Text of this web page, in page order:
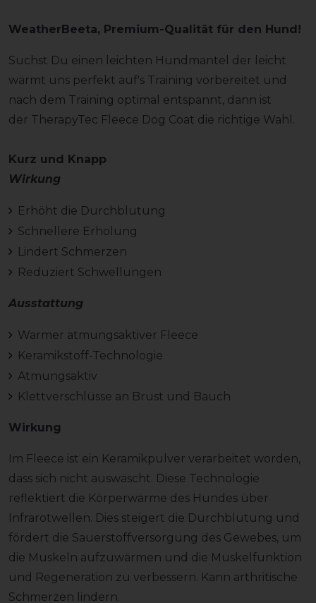
WeatherBeeta, Premium-Qualität für den Hund!
Suchst Du einen leichten Hundmantel der leicht
wärmt uns perfekt auf's Training vorbereitet und
nach dem Training optimal entspannt, dann ist
der TherapyTec Fleece Dog Coat die richtige Wahl.
Kurz und Knapp
Wirkung
Erhöht die Durchblutung
Schnellere Erholung
Lindert Schmerzen
Reduziert Schwellungen
Ausstattung
Warmer atmungsaktiver Fleece
Keramikstoff-Technologie
Atmungsaktiv
Klettverschlüsse an Brust und Bauch
Wirkung
Im Fleece ist ein Keramikpulver verarbeitet worden,
dass sich nicht auswäscht. Diese Technologie
reflektiert die Körperwärme des Hundes über
Infrarotwellen. Dies steigert die Durchblutung und
fördert die Sauerstoffversorgung des Gewebes, um
die Muskeln aufzuwärmen und die Muskelfunktion
und Regeneration zu verbessern. Kann arthritische
Schmerzen lindern.